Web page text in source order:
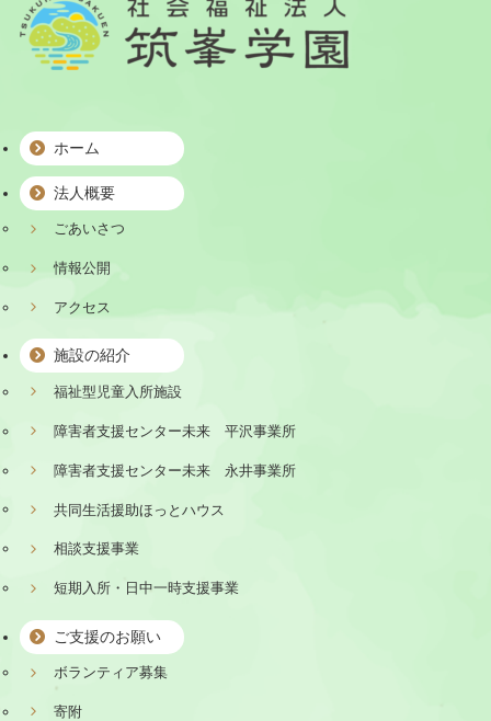
ホーム
法人概要
ごあいさつ
情報公開
アクセス
施設の紹介
福祉型児童入所施設
障害者支援センター未来 平沢事業所
障害者支援センター未来 永井事業所
共同生活援助ほっとハウス
相談支援事業
短期入所・日中一時支援事業
ご支援のお願い
ボランティア募集
寄附